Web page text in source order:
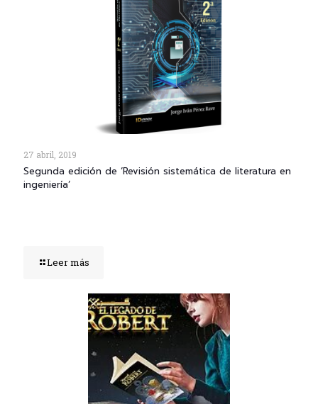
27 abril, 2019
Segunda edición de ‘Revisión sistemática de literatura en
ingeniería’
Leer más